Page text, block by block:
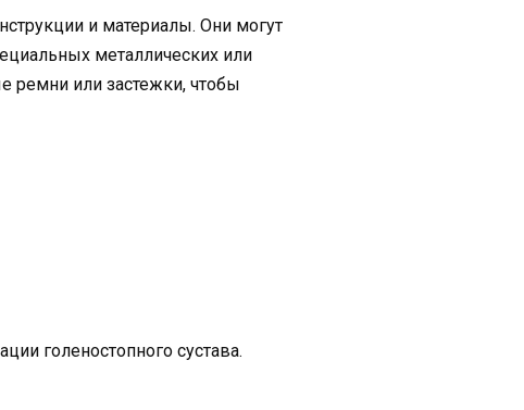
и материалы. Они могут
металлических или
ремни или застежки, чтобы
голеностопного сустава.